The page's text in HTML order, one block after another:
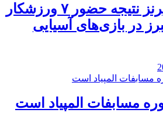
۲ مدال برنز نتیجه حضور ۷ ورزشکار
در بازی‌های آسیایی
مسابفات المپیاد است